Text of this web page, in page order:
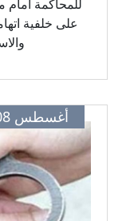
للمحاكمة أمام
على خلفية
أغسطس 08